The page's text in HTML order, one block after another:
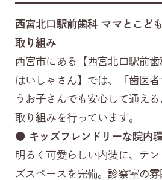
西宮北口駅前歯科 ママとこど
取り組み
西宮市にある【西宮北口駅前
はいしゃさん】では、「歯医
うお子さんでも安心して通え
取り組みを行っています。
● キッズフレンドリーな院内
明るく可愛らしい内装に、テ
ズスペースを完備。診察室の